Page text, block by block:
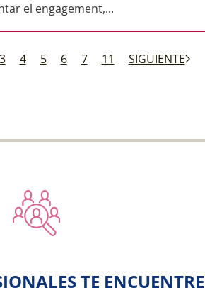
el engagement,...
3 4 5 6 7 11 SIGUIENTE
TE